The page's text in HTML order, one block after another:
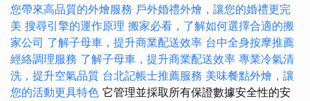
您帶來高品質的外燴服務 戶外婚禮外燴，讓您的婚禮更完
美 搜尋引擎的運作原理 搬家必看，了解如何選擇合適的搬
家公司 了解子母車，提升商業配送效率 台中全身按摩推薦
經絡調理服務 了解子母車，提升商業配送效率 專業冷氣清
洗，提升空氣品質 台北記帳士推薦服務 美味餐點外燴，讓
您的活動更具特色 它管理並採取所有保證數據安全性的安